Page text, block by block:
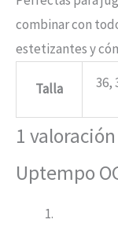
combinar con
estetizantes y
Talla 36,
1
Uptempo